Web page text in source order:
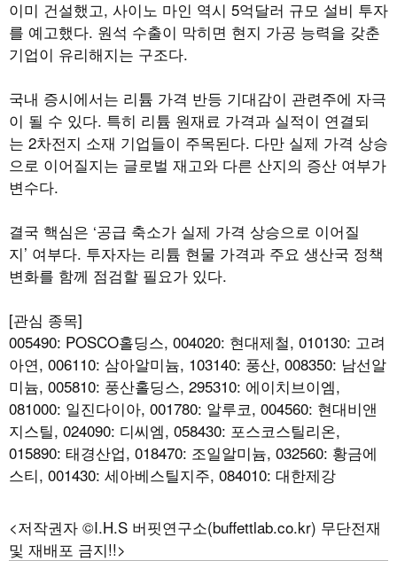
이미 건설했고, 사이노 마인 역시 5억달러 규모 설비 투자
를 예고했다. 원석 수출이 막히면 현지 가공 능력을 갖춘
기업이 유리해지는 구조다.
국내 증시에서는 리튬 가격 반등 기대감이 관련주에 자극
이 될 수 있다. 특히 리튬 원재료 가격과 실적이 연결되
는 2차전지 소재 기업들이 주목된다. 다만 실제 가격 상승
으로 이어질지는 글로벌 재고와 다른 산지의 증산 여부가
변수다.
결국 핵심은 ‘공급 축소가 실제 가격 상승으로 이어질
지’ 여부다. 투자자는 리튬 현물 가격과 주요 생산국 정책
변화를 함께 점검할 필요가 있다.
[관심 종목]
005490: POSCO홀딩스, 004020: 현대제철, 010130: 고려
아연, 006110: 삼아알미늄, 103140: 풍산, 008350: 남선알
미늄, 005810: 풍산홀딩스, 295310: 에이치브이엠,
081000: 일진다이아, 001780: 알루코, 004560: 현대비앤
지스틸, 024090: 디씨엠, 058430: 포스코스틸리온,
015890: 태경산업, 018470: 조일알미늄, 032560: 황금에
스티, 001430: 세아베스틸지주, 084010: 대한제강
<저작권자 ©I.H.S 버핏연구소(buffettlab.co.kr) 무단전재
및 재배포 금지!!>